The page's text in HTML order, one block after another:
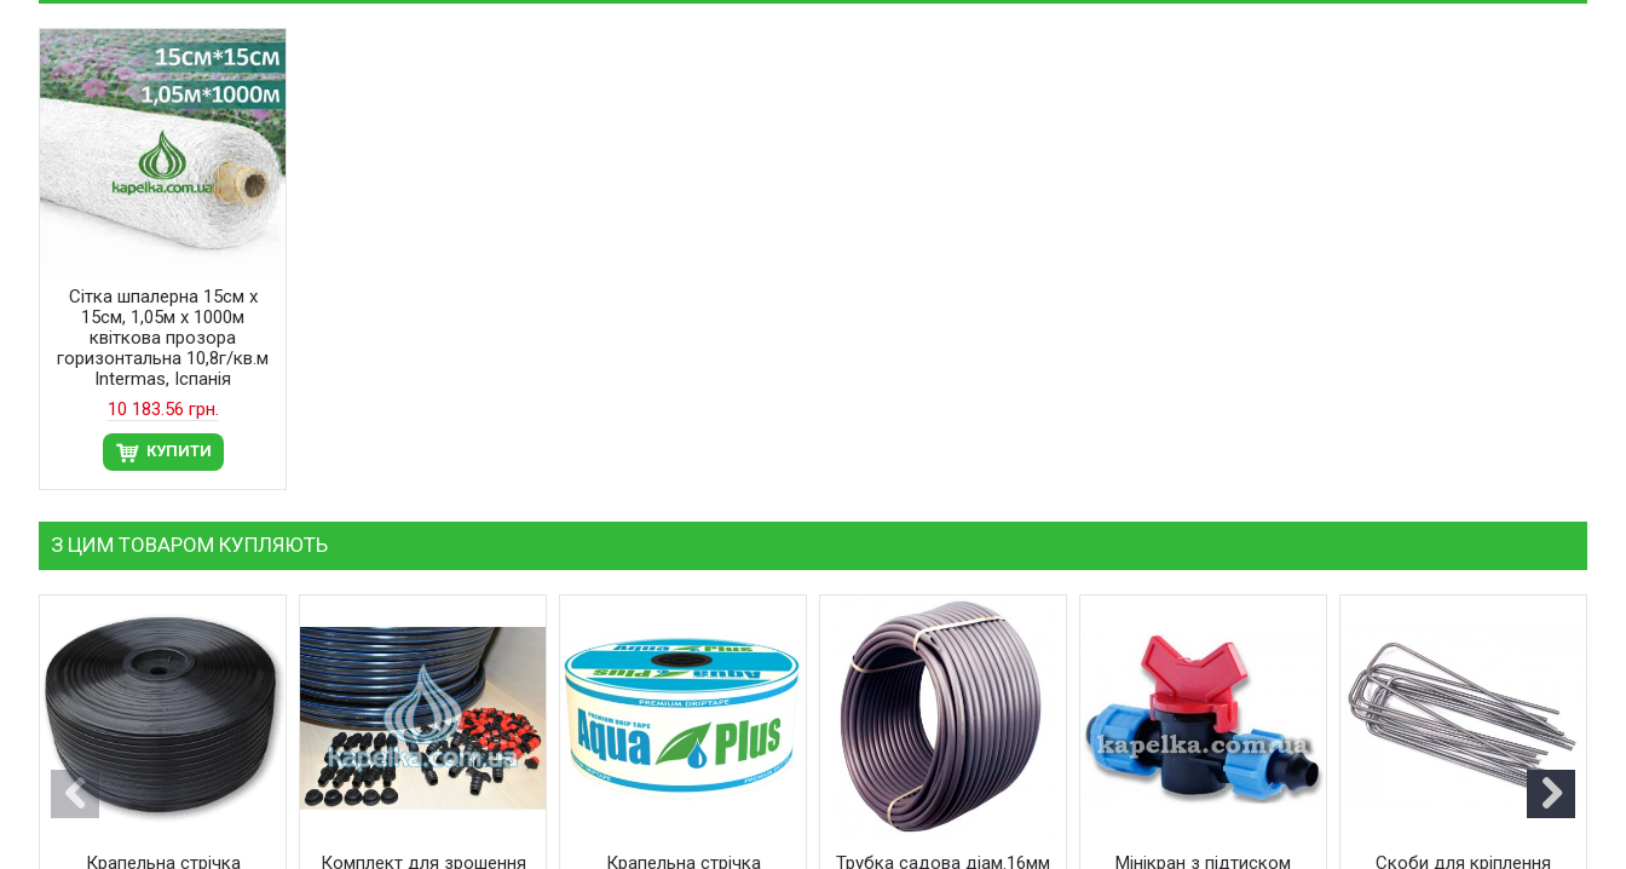
Сітка шпалерна 15см х
15см, 1,05м х 1000м
квіткова прозора
горизонтальна 10,8г/кв.м
Intermas, Іспанія
10 183.56 грн.
КУПИТИ
З ЦИМ ТОВАРОМ КУПЛЯЮТЬ
Крапельна стрічка Комплект для зрошення Крапельна стрічка Трубка садова діам.16мм Мінікран з підтиском Скоби для кріплення